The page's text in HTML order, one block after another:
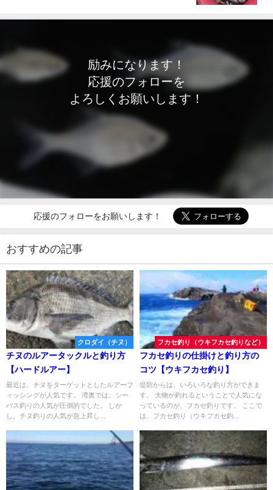
励みになります！
応援のフォローを
よろしくお願いします！
応援のフォローをお願いします！
おすすめの記事
クロダイ（チヌ）
チヌのルアータックルと釣り方
【ハードルアー】
最近は、チヌをターゲットとしたルアーフ
ィッシングが人気です。 湾奥では、シー
バス釣りの人気が圧倒的でした。 しか
し、チヌ釣りの人気が急上昇し...
フカセ釣り（ウキフカセ釣りなど）
フカセ釣りの仕掛けと釣り方の
コツ【ウキフカセ釣り】
堤防からは、いろいろな釣り方ができま
す。 大物が釣れるということで人気にな
っているのが、フカセ釣りです。 ここで
は、フカセ釣り（ウキフカセ釣...